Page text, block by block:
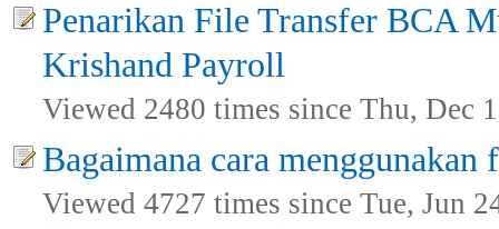
Penarikan File Transfer BCA
Krishand Payroll
Viewed 2480 times since Thu, Dec
Bagaimana cara menggunakan
Viewed 4727 times since Tue, Jun